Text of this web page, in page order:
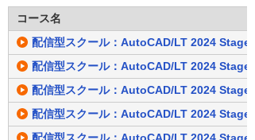
コース名
配信型スクール：AutoCAD/LT 2024 Stage1
配信型スクール：AutoCAD/LT 2024 Stage2
配信型スクール：AutoCAD/LT 2024 Stage3
配信型スクール：AutoCAD/LT 2024 Stage1
配信型スクール：AutoCAD/LT 2024 Stage1